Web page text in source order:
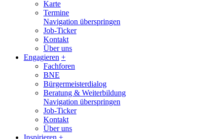
Karte
Termine
Navigation überspringen
Job-Ticker
Kontakt
Über uns
Engagieren +
Fachforen
BNE
Bürgermeisterdialog
Beratung & Weiterbildung
Navigation überspringen
Job-Ticker
Kontakt
Über uns
Inspirieren +